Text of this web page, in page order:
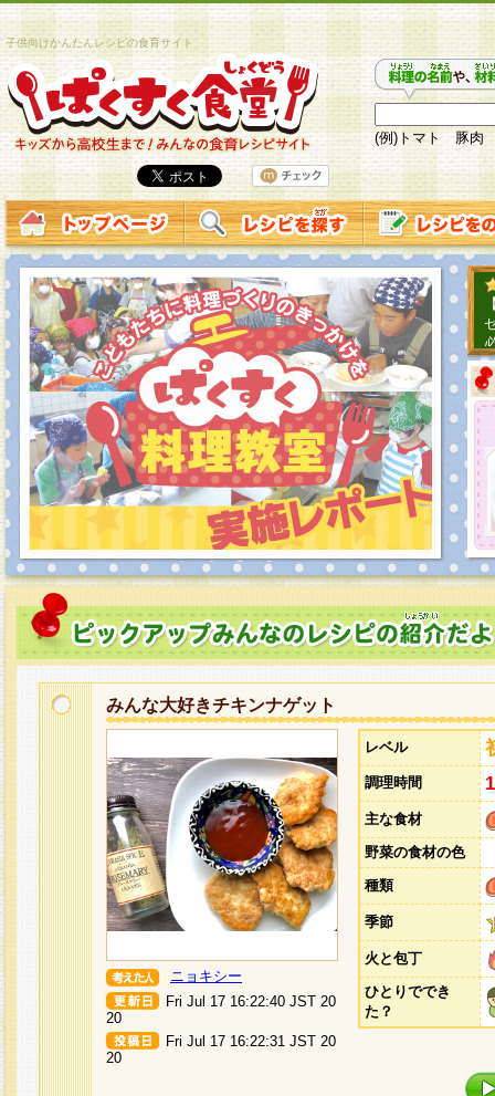
子供向けかんたんレシピの食育サイト
(例)トマト 豚肉
みんな大好きチキンナゲット
ニョキシー
Fri Jul 17 16:22:40 JST 20
20
Fri Jul 17 16:22:31 JST 20
20
レベル
調理時間
主な食材
野菜の食材の色
種類
季節
火と包丁
ひとりででき
た？